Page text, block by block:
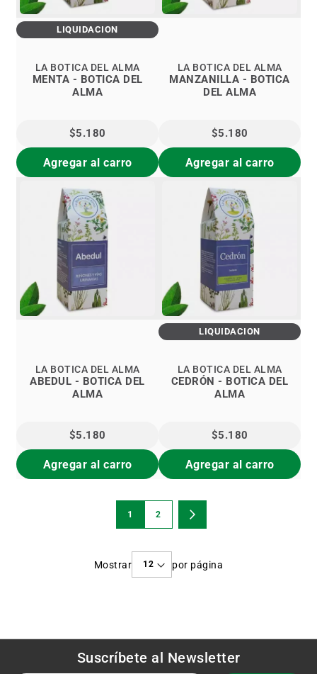
LIQUIDACIÓN
MENTA - BOTICA DEL
ALMA
LA BOTICA DEL ALMA
$5.180
Agregar al carro
MANZANILLA - BOTICA
DEL ALMA
LA BOTICA DEL ALMA
$5.180
Agregar al carro
ABEDUL - BOTICA DEL
ALMA
LA BOTICA DEL ALMA
$5.180
Agregar al carro
LIQUIDACIÓN
CEDRÓN - BOTICA DEL
ALMA
LA BOTICA DEL ALMA
$5.180
Agregar al carro
la
1
2
Mostrar por página
Suscríbete al Newsletter